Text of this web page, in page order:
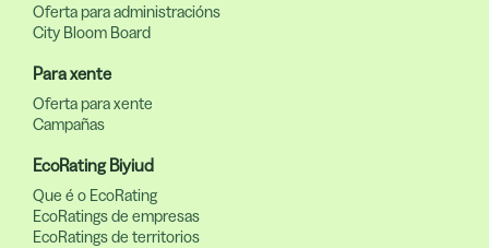
Oferta para administracións
City Bloom Board
Para xente
Oferta para xente
Campañas
EcoRating Biyiud
Que é o EcoRating
EcoRatings de empresas
EcoRatings de territorios